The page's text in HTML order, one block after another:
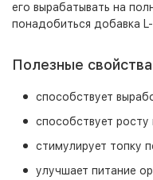
его вырабатывать на
понадобиться добавка
Полезные
способствует
способствует
стимулирует топку
улучшает питание